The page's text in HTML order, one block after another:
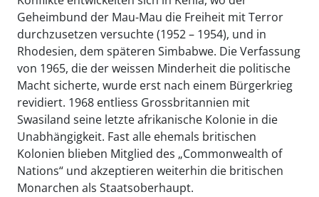
Geheimbund der Mau-Mau die Freiheit mit Terror
durchzusetzen versuchte (1952 – 1954), und in
Rhodesien, dem späteren Simbabwe. Die Verfassung
von 1965, die der weissen Minderheit die politische
Macht sicherte, wurde erst nach einem Bürgerkrieg
revidiert. 1968 entliess Grossbritannien mit
Swasiland seine letzte afrikanische Kolonie in die
Unabhängigkeit. Fast alle ehemals britischen
Kolonien blieben Mitglied des „Commonwealth of
Nations“ und akzeptieren weiterhin die britischen
Monarchen als Staatsoberhaupt.